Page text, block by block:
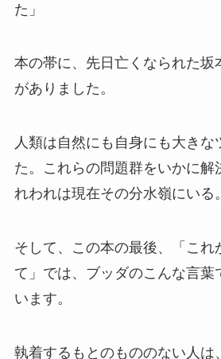
た」
本の帯に、先日亡くなられた坂
がありました。
人類は自然にも自身にも大きな
た。これらの問題群をいかに解
れわれは現在その分水嶺にいる。
そして、この本の最後、「これ
て」では、ブッダのこんな言葉
います。
執着するもとのもののない人は